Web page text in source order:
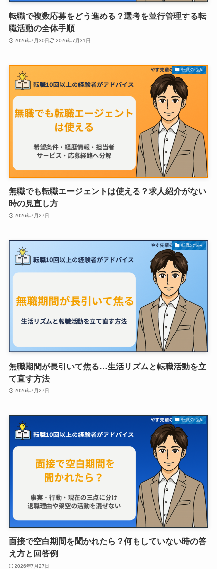
転職で複数応募をどう進める？選考を並行管理する転
職活動の全体手順
2026年7月30日 2026年7月31日
転職の悩み
無職でも転職エージェントは使える？求人紹介がない
時の見直し方
2026年7月27日
転職の悩み
無職期間が長引いて焦る…生活リズムと転職活動を立
て直す方法
2026年7月27日
転職の悩み
面接で空白期間を聞かれたら？何もしていない時の答
え方と回答例
2026年7月27日